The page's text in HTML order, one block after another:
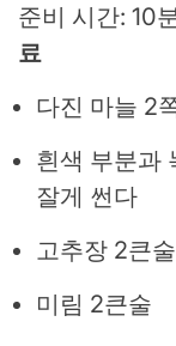
준비 시간: 10
료
다진 마늘 2
흰색 부분과
잘게 썬다
고추장 2큰술
미림 2큰술